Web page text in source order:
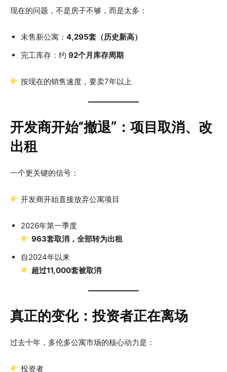
现在的问题，不是房子不够，而是太多：
未售新公寓： 4,295套（历史新高）
完工库存：约 92个月库存周期
按现在的销售速度，要卖7年以上
开发商开始“撤退”：项目取消、改
出租
一个更关键的信号：
开发商开始直接放弃公寓项目
2026年第一季度
963套取消，全部转为出租
自2024年以来
超过11,000套被取消
真正的变化：投资者正在离场
过去十年，多伦多公寓市场的核心动力是：
投资者